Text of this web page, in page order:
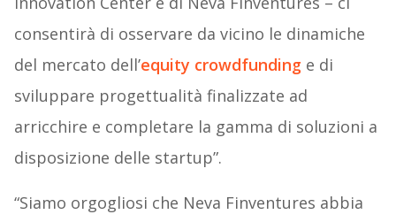
consentirà di osservare da vicino le dinamiche
del mercato dell’equity crowdfunding e di
sviluppare progettualità finalizzate ad
arricchire e completare la gamma di soluzioni a
disposizione delle startup”.
“Siamo orgogliosi che Neva Finventures abbia